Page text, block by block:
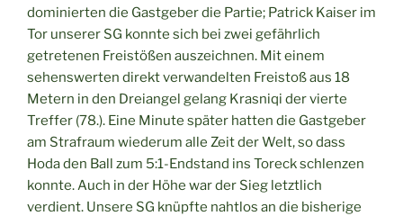
dominierten die Gastgeber die Partie; Patrick Kaiser im
Tor unserer SG konnte sich bei zwei gefährlich
getretenen Freistößen auszeichnen. Mit einem
sehenswerten direkt verwandelten Freistoß aus 18
Metern in den Dreiangel gelang Krasniqi der vierte
Treffer (78.). Eine Minute später hatten die Gastgeber
am Strafraum wiederum alle Zeit der Welt, so dass
Hoda den Ball zum 5:1-Endstand ins Toreck schlenzen
konnte. Auch in der Höhe war der Sieg letztlich
verdient. Unsere SG knüpfte nahtlos an die bisherige